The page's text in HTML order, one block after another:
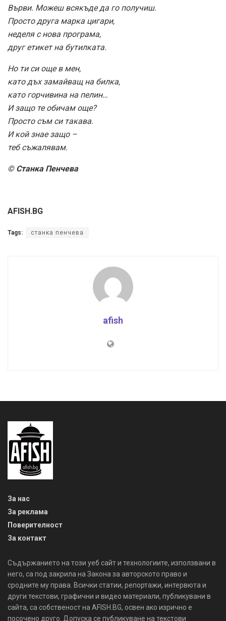
Върви. Можеш всякъде да го получиш.
Просто друга марка цигари,
неделя с нова програма,
друг етикет на бутилката.
Но ти си още в мен,
като дъх замайващ на билка,
като горчивина на пелин…
И защо те обичам още?
Просто съм си такава.
И кой знае защо –
теб съжалявам.
© Станка Пенчева
AFISH.BG
Tags: станка пенчева
afish
За нас
За реклама
Поверителност
За контакт
Съдържанието на този уеб сайт и технологиите, използвани в
него, са под закрила на Закона за авторското право и
сродните му права. Всички статии, репортажи, интервюта и
други текстови, графични и видео материали, публикувани в
сайта, са собственост на AFISH.BG, освен ако изрично е
посочено друго. Допуска се публикуване на текстови